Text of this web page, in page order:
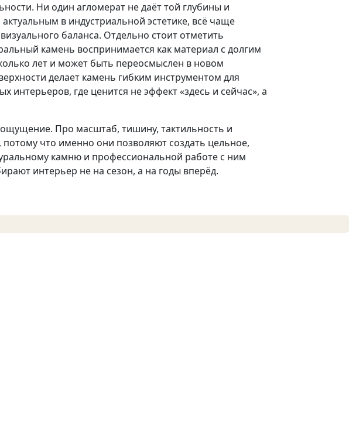
Ни один агломерат не даёт той глубины и
в индустриальной эстетике, всё чаще
баланса. Отдельно стоит отметить
камень воспринимается как материал с долгим
лет и может быть переосмыслен в новом
делает камень гибким инструментом для
где ценится не эффект «здесь и сейчас», а
Про масштаб, тишину, тактильность и
что именно они позволяют создать цельное,
камню и профессиональной работе с ним
интерьер не на сезон, а на годы вперёд.